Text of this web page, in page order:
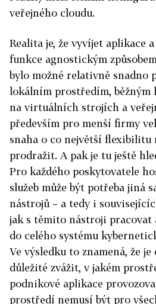
veřejného cloudu.
Realita je, že vyvíjet aplikace
funkce agnostickým
bylo možné relativně snadno
lokálním prostředím, běžným
na virtuálních strojích a
především pro menší firmy
snaha o co největší flexibilitu
prodražit. A pak je tu ještě
Pro každého poskytovatele
služeb může být potřeba jiná
nástrojů – a tedy i
jak s těmito nástroji pracovat
do celého systému
Ve výsledku to znamená, že
důležité zvážit, v jakém
podnikové aplikace
prostředí nemusí být pro